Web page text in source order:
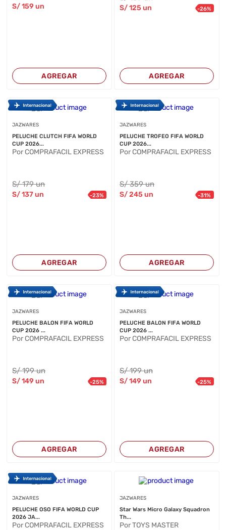
S/159 un
AGREGAR
S/125 un -26%
AGREGAR
JAZWARES
PELUCHE CLUTCH FIFA WORLD
CUP 2026...
Por COMPRAFACIL EXPRESS
S/179 un
S/137 un -23%
AGREGAR
JAZWARES
PELUCHE TROFEO FIFA WORLD
CUP 2026...
Por COMPRAFACIL EXPRESS
S/359 un
S/245 un -31%
AGREGAR
JAZWARES
PELUCHE BALON FIFA WORLD
CUP 2026 ...
Por COMPRAFACIL EXPRESS
S/199 un
S/149 un -25%
AGREGAR
JAZWARES
PELUCHE BALON FIFA WORLD
CUP 2026 ...
Por COMPRAFACIL EXPRESS
S/199 un
S/149 un -25%
AGREGAR
JAZWARES
PELUCHE OSO FIFA WORLD CUP
2026 JA...
Por COMPRAFACIL EXPRESS
JAZWARES
Star Wars Micro Galaxy Squadron
Th...
Por TOYS MASTER